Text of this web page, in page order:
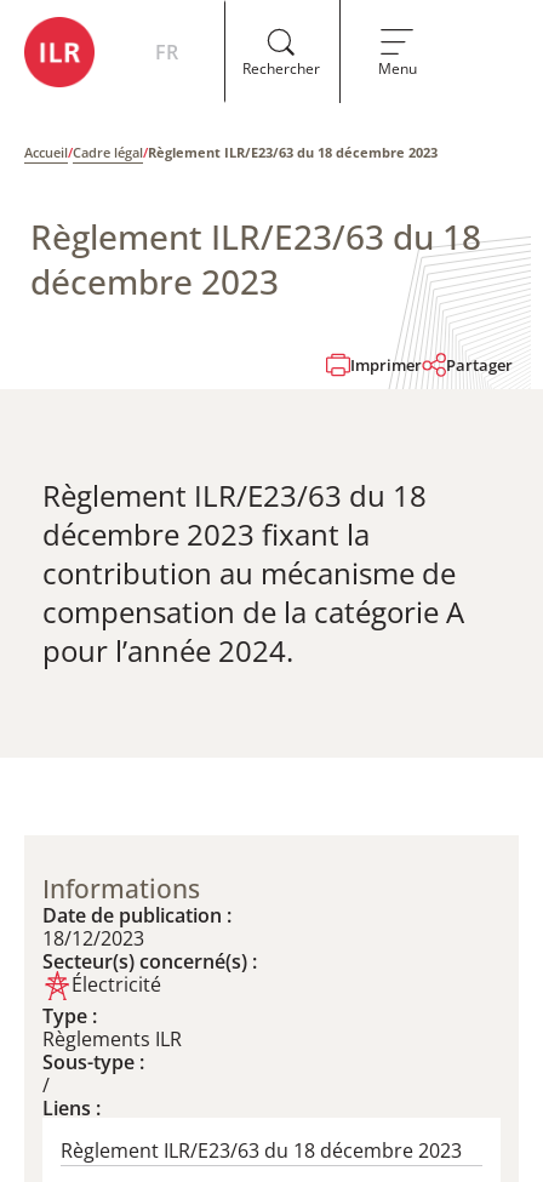
FR
Rechercher Menu
Accueil/Cadre légal/Règlement ILR/E23/63 du 18 décembre 2023
Règlement ILR/E23/63 du 18
décembre 2023
Imprimer Partager
Règlement ILR/E23/63 du 18
décembre 2023 fixant la
contribution au mécanisme de
compensation de la catégorie A
pour l’année 2024.
Informations
Date de publication :
18/12/2023
Secteur(s) concerné(s) :
Électricité
Type :
Règlements ILR
Sous-type :
/
Liens :
Règlement ILR/E23/63 du 18 décembre 2023